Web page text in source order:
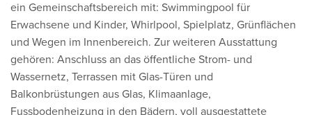
ein Gemeinschaftsbereich mit: Swimmingpool für
Erwachsene und Kinder, Whirlpool, Spielplatz, Grünflächen
und Wegen im Innenbereich. Zur weiteren Ausstattung
gehören: Anschluss an das öffentliche Strom- und
Wassernetz, Terrassen mit Glas-Türen und
Balkonbrüstungen aus Glas, Klimaanlage,
Fussbodenheizung in den Bädern, voll ausgestattete